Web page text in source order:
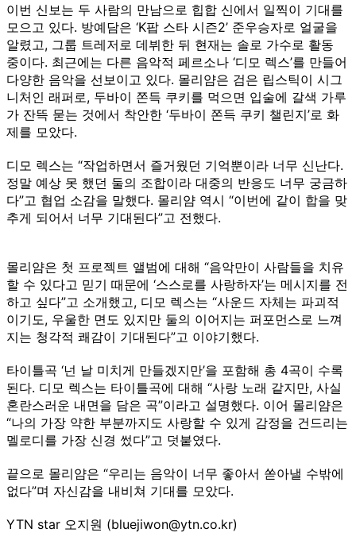
이번 신보는 두 사람의 만남으로 힙합 신에서 일찍이 기대를
모으고 있다. 방예담은 ‘K팝 스타 시즌2’ 준우승자로 얼굴을
알렸고, 그룹 트레저로 데뷔한 뒤 현재는 솔로 가수로 활동
중이다. 최근에는 다른 음악적 페르소나 ‘디모 렉스’를 만들어
다양한 음악을 선보이고 있다. 몰리얌은 검은 립스틱이 시그
니처인 래퍼로, 두바이 쫀득 쿠키를 먹으면 입술에 갈색 가루
가 잔뜩 묻는 것에서 착안한 ‘두바이 쫀득 쿠키 챌린지’로 화
제를 모았다.
디모 렉스는 “작업하면서 즐거웠던 기억뿐이라 너무 신난다.
정말 예상 못 했던 둘의 조합이라 대중의 반응도 너무 궁금하
다”고 협업 소감을 말했다. 몰리얌 역시 “이번에 같이 합을 맞
추게 되어서 너무 기대된다”고 전했다.
몰리얌은 첫 프로젝트 앨범에 대해 “음악만이 사람들을 치유
할 수 있다고 믿기 때문에 ‘스스로를 사랑하자’는 메시지를 전
하고 싶다”고 소개했고, 디모 렉스는 “사운드 자체는 파괴적
이기도, 우울한 면도 있지만 둘의 이어지는 퍼포먼스로 느껴
지는 청각적 쾌감이 기대된다”고 이야기했다.
타이틀곡 ‘넌 날 미치게 만들겠지만’을 포함해 총 4곡이 수록
된다. 디모 렉스는 타이틀곡에 대해 “사랑 노래 같지만, 사실
혼란스러운 내면을 담은 곡”이라고 설명했다. 이어 몰리얌은
“나의 가장 약한 부분까지도 사랑할 수 있게 감정을 건드리는
멜로디를 가장 신경 썼다”고 덧붙였다.
끝으로 몰리얌은 “우리는 음악이 너무 좋아서 쏟아낼 수밖에
없다”며 자신감을 내비쳐 기대를 모았다.
YTN star 오지원 (bluejiwon@ytn.co.kr)